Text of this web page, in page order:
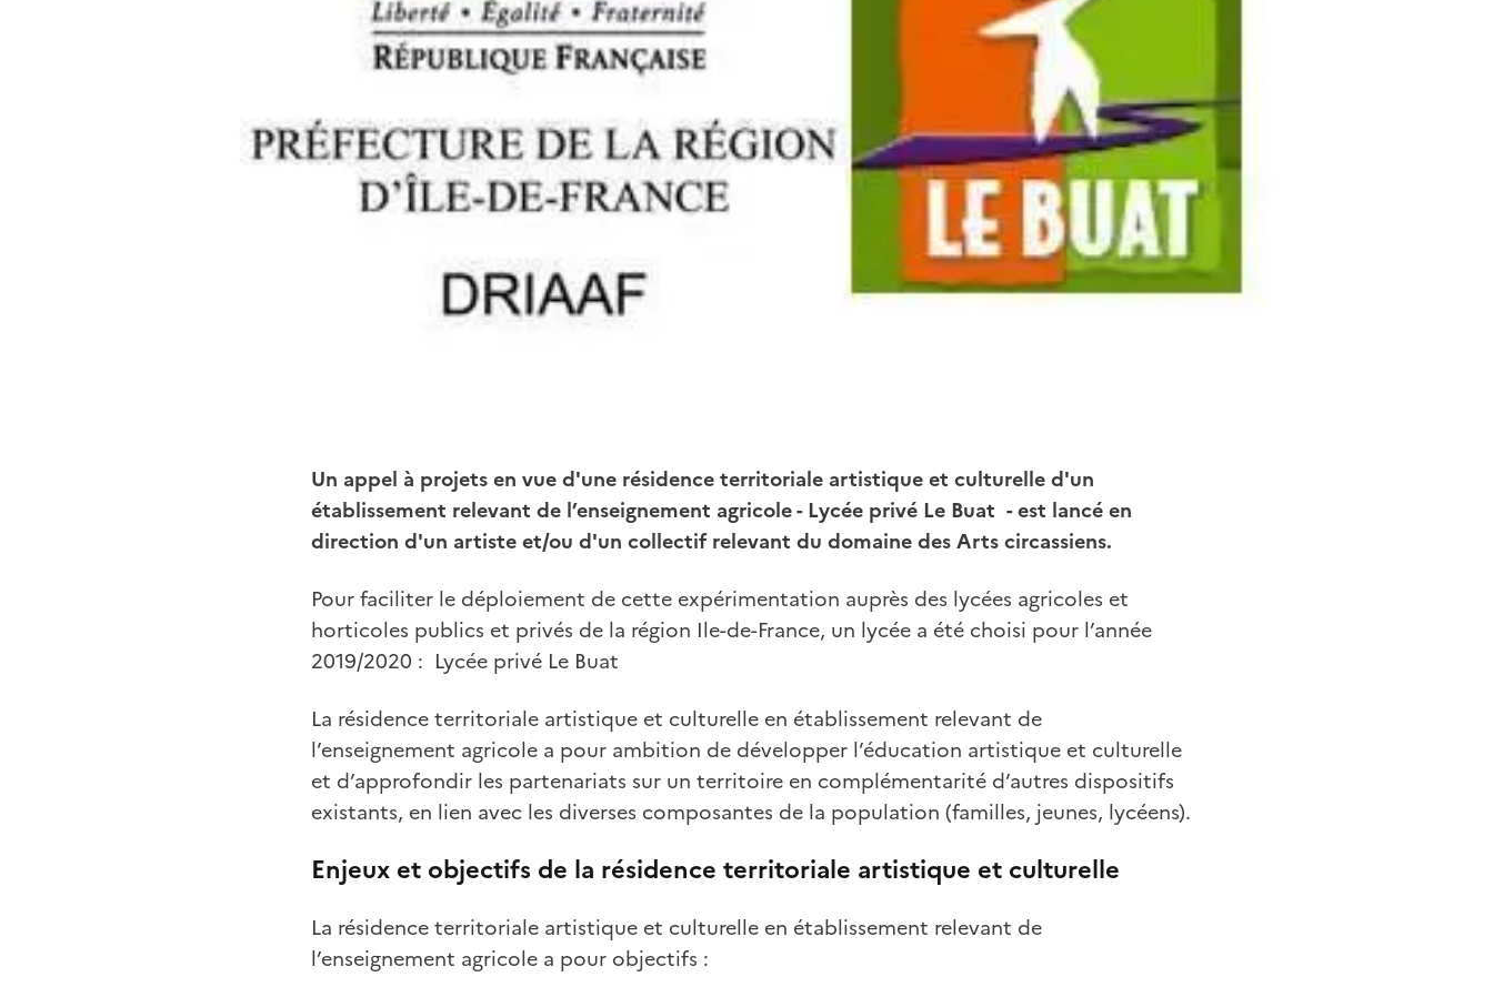
Un appel à projets en vue d'une résidence territoriale artistique et culturelle d'un
établissement relevant de l’enseignement agricole - Lycée privé Le Buat - est lancé en
direction d'un artiste et/ou d'un collectif relevant du domaine des Arts circassiens.
Pour faciliter le déploiement de cette expérimentation auprès des lycées agricoles et
horticoles publics et privés de la région Ile-de-France, un lycée a été choisi pour l’année
2019/2020 : Lycée privé Le Buat
La résidence territoriale artistique et culturelle en établissement relevant de
l’enseignement agricole a pour ambition de développer l’éducation artistique et culturelle
et d’approfondir les partenariats sur un territoire en complémentarité d’autres dispositifs
existants, en lien avec les diverses composantes de la population (familles, jeunes, lycéens).
Enjeux et objectifs de la résidence territoriale artistique et culturelle
La résidence territoriale artistique et culturelle en établissement relevant de
l’enseignement agricole a pour objectifs :